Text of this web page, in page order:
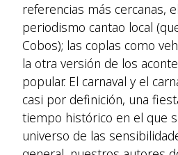
referencias más cercanas,
periodismo cantao local
Cobos); las coplas como
la otra versión de los
popular. El carnaval y el
casi por definición, una
tiempo histórico en el que
universo de las